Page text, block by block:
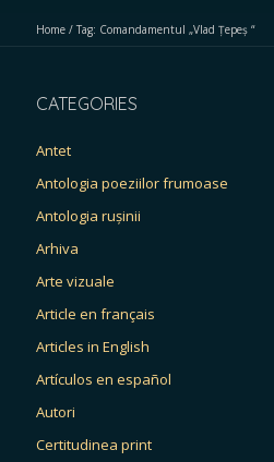
Home / Tag: Comandamentul „Vlad Țepeș “
CATEGORIES
Antet
Antologia poeziilor frumoase
Antologia rușinii
Arhiva
Arte vizuale
Article en français
Articles in English
Artículos en español
Autori
Certitudinea print